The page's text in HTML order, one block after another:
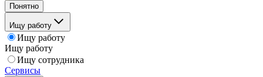
Понятно
Ищу работу
Ищу работу
Ищу работу
Ищу сотрудника
Сервисы